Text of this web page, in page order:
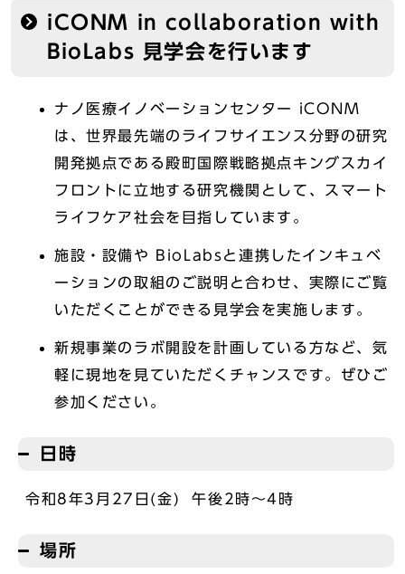
iCONM in collaboration with
BioLabs 見学会を行います
ナノ医療イノベーションセンター iCONM
は、世界最先端のライフサイエンス分野の研究
開発拠点である殿町国際戦略拠点キングスカイ
フロントに立地する研究機関として、スマート
ライフケア社会を目指しています。
施設・設備や BioLabsと連携したインキュベ
ーションの取組のご説明と合わせ、実際にご覧
いただくことができる見学会を実施します。
新規事業のラボ開設を計画している方など、気
軽に現地を見ていただくチャンスです。ぜひご
参加ください。
日時
令和8年3月27日(金) 午後2時～4時
場所